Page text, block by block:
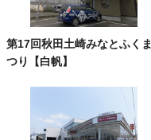
第17回秋田土崎みなとふくま
つり【白帆】